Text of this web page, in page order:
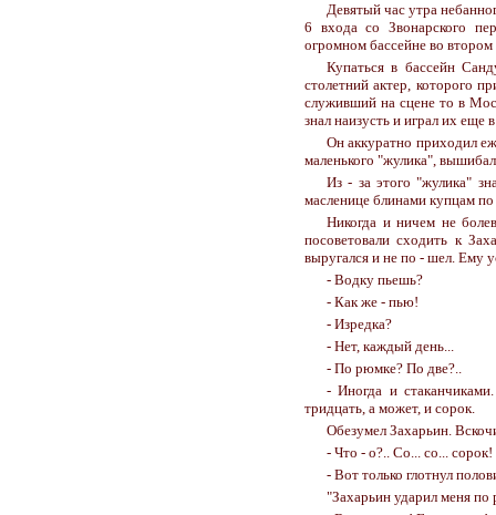
Девятый час утра
6 входа со Звонарского
огромном бассейне во
Купаться в бассейн
столетний актер, которого
служивший на сцене то в
знал наизусть и играл их еще
Он аккуратно приходил
маленького "жулика",
Из - за этого "жулика"
масленице блинами купцам по
Никогда и ничем не
посоветовали сходить к
выругался и не по - шел. Ему
- Водку пьешь?
- Как же - пью!
- Изредка?
- Нет, каждый день...
- По рюмке? По две?..
- Иногда и
тридцать, а может, и сорок.
Обезумел Захарьин.
- Что - о?.. Со... со...
- Вот только глотнул
"Захарьин ударил меня по